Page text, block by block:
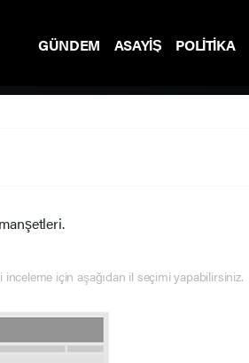
GÜNDEM ASAYİŞ POLİTİKA
için aşağıdan il seçimi yapabilirsiniz.